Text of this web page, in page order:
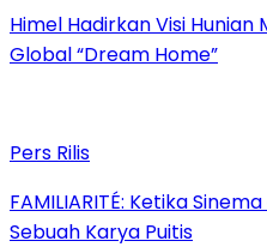
Himel Hadirkan Visi
Global “Dream Home”
Pers Rilis
FAMILIARITÉ: Ketika
Sebuah Karya Puitis